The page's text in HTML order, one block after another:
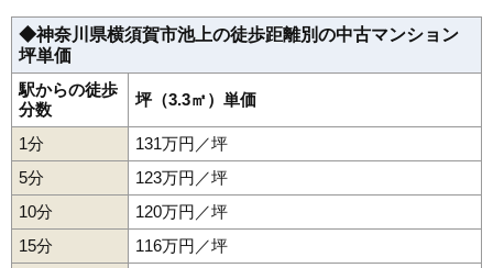
相場 2,240万円～2,440万円
マンションナビで
無料一括査定をする
ルネ北久里浜ブリーズコートB
住所 神奈川県横須賀市池田町5丁目
交通 北久里浜駅（3分）
48 根岸町 82万円 1,471万円 33.3%
49
50
51
52 大津町 75万円
53 不入斗町 75万円
54 馬堀海岸 72万円
55 長井 70万円
◆神奈川県横須賀市池上の徒歩距離別の中古マンション
坪単価
駅からの徒歩
分数
坪（3.3㎡）単価
1分
131万円／坪
5分
123万円／坪
10分
120万円／坪
15分
116万円／坪